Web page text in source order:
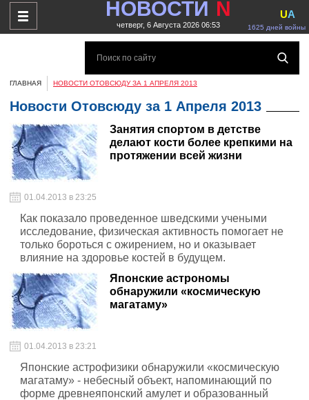
НОВОСТИ N
четверг, 6 Августа 2026 06:53 1625 дней войны
UA
ГЛАВНАЯ НОВОСТИ ОТОВСЮДУ ЗА 1 АПРЕЛЯ 2013
Новости Отовсюду за 1 Апреля 2013
Занятия спортом в детстве
делают кости более крепкими на
протяжении всей жизни
01.04.2013 в 23:25
Как показало проведенное шведскими учеными
исследование, физическая активность помогает не
только бороться с ожирением, но и оказывает
влияние на здоровье костей в будущем.
Японские астрономы
обнаружили «космическую
магатаму»
01.04.2013 в 23:21
Японские астрофизики обнаружили «космическую
магатаму» - небесный объект, напоминающий по
форме древнеяпонский амулет и образованный